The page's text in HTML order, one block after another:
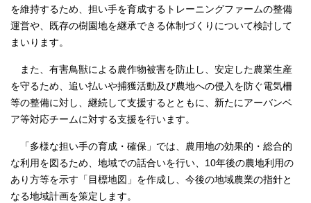
を維持するため、担い手を育成するトレーニングファームの整備
運営や、既存の樹園地を継承できる体制づくりについて検討して
まいります。
また、有害鳥獣による農作物被害を防止し、安定した農業生産
を守るため、追い払いや捕獲活動及び農地への侵入を防ぐ電気柵
等の整備に対し、継続して支援するとともに、新たにアーバンベ
ア等対応チームに対する支援を行います。
「多様な担い手の育成・確保」では、農用地の効果的・総合的
な利用を図るため、地域での話合いを行い、10年後の農地利用の
あり方等を示す「目標地図」を作成し、今後の地域農業の指針と
なる地域計画を策定します。